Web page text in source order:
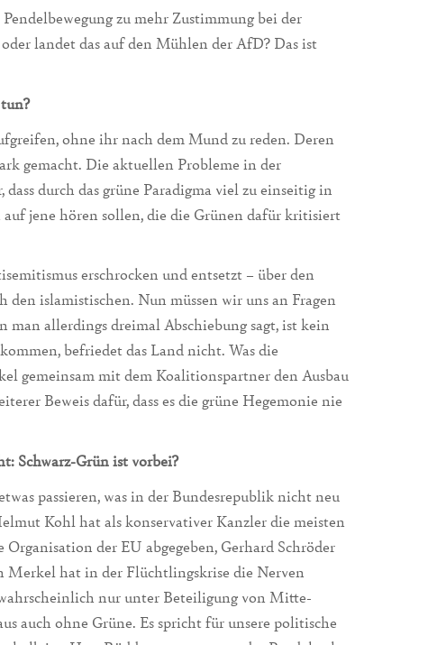
zu mehr Zustimmung bei der
landet das auf den Mühlen der AfD? Das ist
ohne ihr nach dem Mund zu reden. Deren
gemacht. Die aktuellen Probleme in der
durch das grüne Paradigma viel zu einseitig in
jene hören sollen, die die Grünen dafür kritisiert
erschrocken und entsetzt – über den
islamistischen. Nun müssen wir uns an Fragen
man allerdings dreimal Abschiebung sagt, ist kein
befriedet das Land nicht. Was die
gemeinsam mit dem Koalitionspartner den Ausbau
Beweis dafür, dass es die grüne Hegemonie nie
Schwarz-Grün ist vorbei?
passieren, was in der Bundesrepublik nicht neu
Kohl hat als konservativer Kanzler die meisten
der EU abgegeben, Gerhard Schröder
hat in der Flüchtlingskrise die Nerven
nur unter Beteiligung von Mitte-
auch ohne Grüne. Es spricht für unsere politische